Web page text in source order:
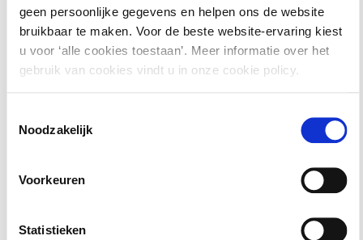
geen persoonlijke gegevens en helpen ons de website
bruikbaar te maken. Voor de beste website-ervaring kiest
u voor ‘alle cookies toestaan’. Meer informatie over het
gebruik van cookies vindt u in onze cookie policy.
Noodzakelijk
Voorkeuren
Statistieken
Ook interessant voor jou
HAMIL voor gemeenten – Handhaving Milieu
Basiscursus Omgevingswet: inhoud en